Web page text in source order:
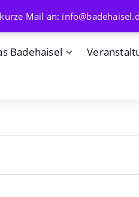
Badehaisel
Mail an: